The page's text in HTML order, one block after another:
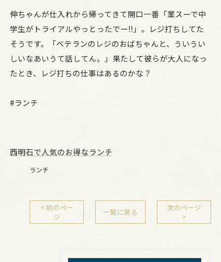
伸ちゃんが仕入れから帰ってきて開口一番「業スーで中
学生がトライアルやっとったでー!!」。レジ打ちしてた
そうです。「ベテランのレジのおばちゃんと、ういうい
しいなあいうて話してん。」果たして彼らが大人になっ
たとき、レジ打ちの仕事はあるのかな？
#ランチ
西明石で人気のお得なランチ
ランチ
< 前のペー
ジ
一覧に戻る
次のページ
>